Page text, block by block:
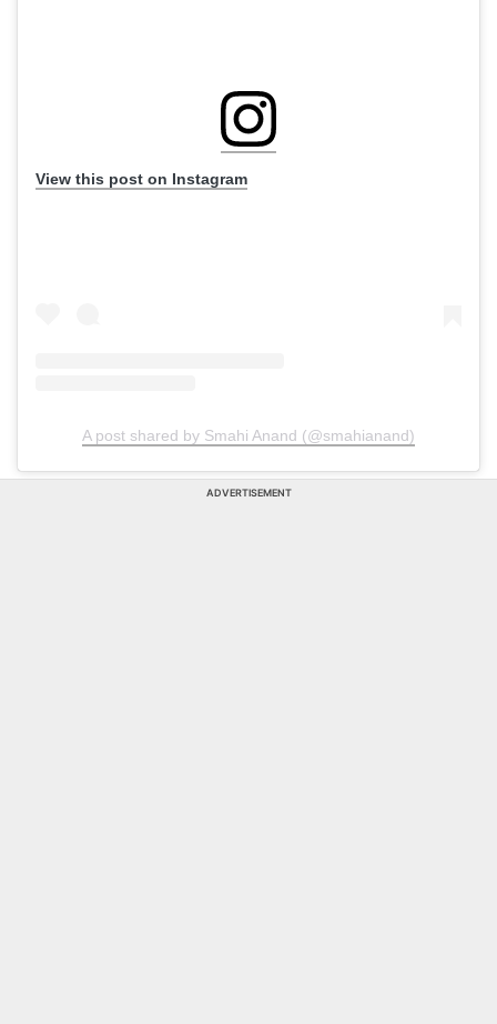
View this post on Instagram
A post shared by Smahi Anand (@smahianand)
ADVERTISEMENT